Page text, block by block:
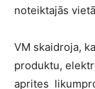
noteiktajās
VM skaidroja,
produktu,
aprites